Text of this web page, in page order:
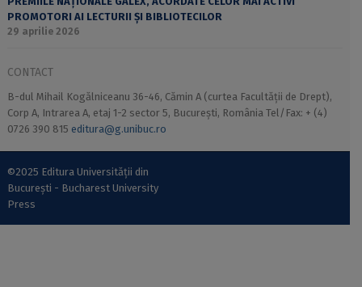
PROMOTORI AI LECTURII ȘI BIBLIOTECILOR
29 aprilie 2026
CONTACT
B-dul Mihail Kogălniceanu 36-46, Cămin A (curtea Facultății de Drept),
Corp A, Intrarea A, etaj 1-2 sector 5, București, România Tel/Fax: + (4)
0726 390 815 editura@g.unibuc.ro
©2025 Editura Universității din
București - Bucharest University
Press